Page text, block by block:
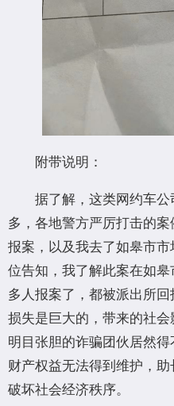
附带说明：
据了解，这类网约车
多，各地警方严厉打击的
报案，以及我去了如皋市
位告知，我了解此案在如
多人报案了，都被派出所
损失是巨大的，带来的社
明目张胆的诈骗团伙居然
财产权益无法得到维护，
破坏社会经济秩序。